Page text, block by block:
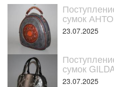
сумок
23.07.2025
сумок
23.07.2025